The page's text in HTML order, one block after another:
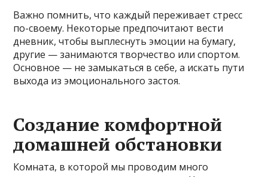
Важно помнить, что каждый переживает стресс
по-своему. Некоторые предпочитают вести
дневник, чтобы выплеснуть эмоции на бумагу,
другие — занимаются творчество или спортом.
Основное — не замыкаться в себе, а искать пути
выхода из эмоционального застоя.
Создание комфортной
домашней обстановки
Комната, в которой мы проводим много